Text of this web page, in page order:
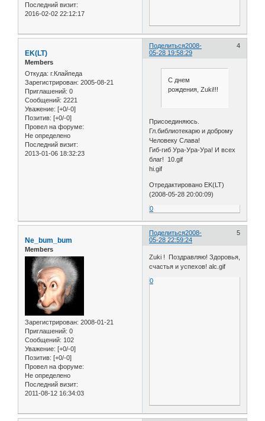
Последний визит:
2016-02-02 22:12:17
Поделиться 4
2008-
05-28 19:58:29
EK(LT)
Members
Откуда: г.Клайпеда
Зарегистрирован: 2005-08-21
Приглашений: 0
Сообщений: 2221
Уважение: [+0/-0]
Позитив: [+0/-0]
Провел на форуме:
Не определено
Последний визит:
2013-01-06 18:32:23
С днем
рождения, Zuki!!!
Присоединяюсь.
Гл.библиотекарю и доброму
Человеку Слава!
Гиб-гиб Ура-Ура-Ура! И всех
благ! 10.gif
hi.gif
Отредактировано EK(LT)
(2008-05-28 20:00:09)
0
Поделиться 5
2008-
05-28 22:59:24
Ne_bum_bum
Members
Зарегистрирован: 2008-01-21
Приглашений: 0
Сообщений: 102
Уважение: [+0/-0]
Позитив: [+0/-0]
Провел на форуме:
Не определено
Последний визит:
2011-08-12 16:34:03
Zuki ! Поздравляю! Здоровья,
счастья и успехов! alc.gif
0